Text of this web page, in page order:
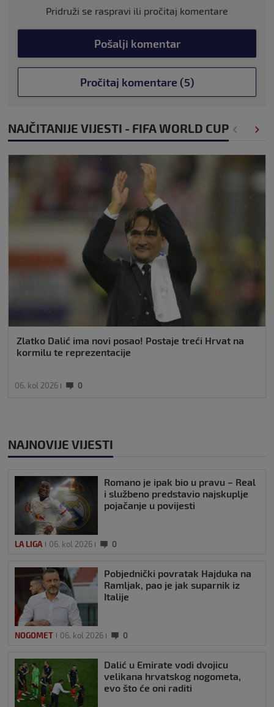
Pridruži se raspravi ili pročitaj komentare
Pošalji komentar
Pročitaj komentare (5)
NAJČITANIJE VIJESTI - FIFA WORLD CUP
Zlatko Dalić ima novi posao! Postaje treći Hrvat na
kormilu te reprezentacije
06. kol 2026 0
NAJNOVIJE VIJESTI
Romano je ipak bio u pravu – Real
i službeno predstavio najskuplje
pojačanje u povijesti
LA LIGA 06. kol 2026 0
Pobjednički povratak Hajduka na
Ramljak, pao je jak suparnik iz
Italije
NOGOMET 06. kol 2026 0
Dalić u Emirate vodi dvojicu
velikana hrvatskog nogometa,
evo što će oni raditi